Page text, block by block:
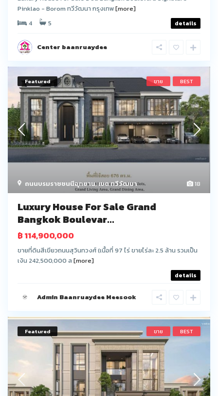
Pinklao - Borom ทวีวัฒนา กรุงเทพ[more]
4
5 details
Center baanruaydee
18
ถนนบรมราชชนนีอุทยาน,เขต ทวีวัฒนา
Featured ขาย BEST
Luxury House For Sale Grand
Bangkok Boulevar...
฿ 114,900,000
ขายที่ดินสีเขียวถนนสุวินทวงศ์ (เนื้อที่ 97 ไร่ ขายไร่ละ 2.5 ล้าน รวมเป็น
เงิน 242,500,000 ล [more]
details
Admin Baanruaydee Meesook
Featured ขาย BEST